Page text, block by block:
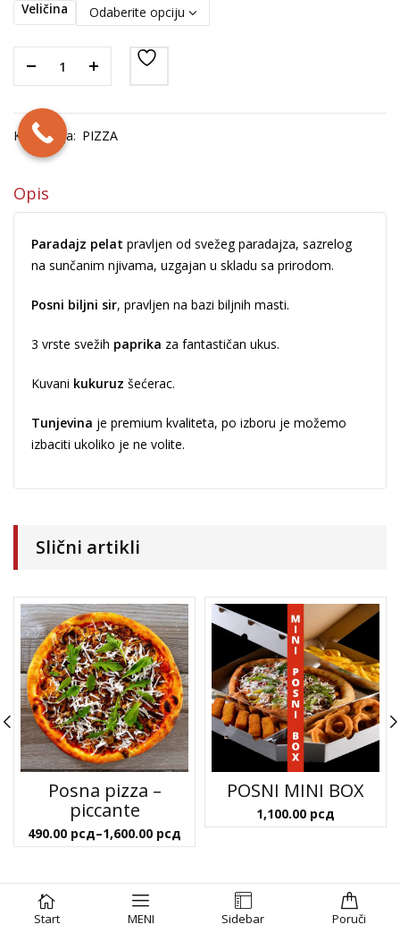
Start MENI Sidebar Poruči
1,680.00
Veličina
DODAJ U KORPU
Kategorija: PIZZA
Opis
Paradajz pelat pravljen od svežeg paradajza, sazrelog
na sunčanim njivama, uzgajan u skladu sa prirodom.
Posni biljni sir, pravljen na bazi biljnih masti.
3 vrste svežih paprika za fantastičan ukus.
Kuvani kukuruz šećerac.
Tunjevina je premium kvaliteta, po izboru je možemo
izbaciti ukoliko je ne volite.
Slični artikli
Posna pizza –
piccante
490.00 рсд–1,600.00 рсд Raspon
cena:
490.00 рсд
1,600.00 рсд
POSNI MINI BOX
1,100.00 рсд
Posna pizza
Pršut/Rukola
610.00рсд –
Srpska pizza
550.00 рсд
1,790.00рсд